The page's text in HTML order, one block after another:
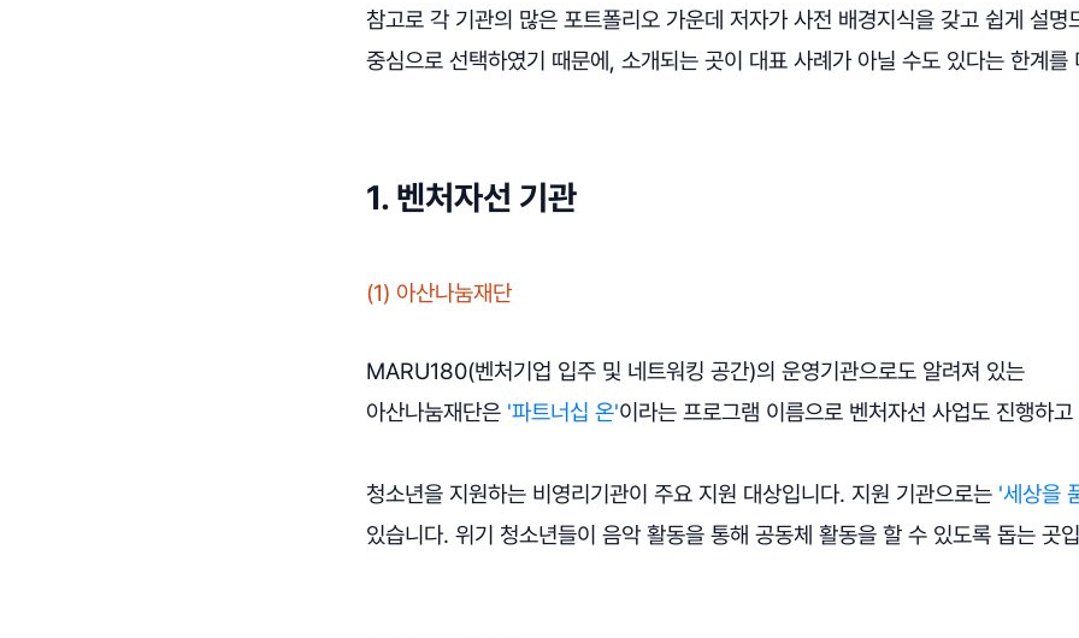
참고로 각 기관의 많은 포트폴리오 가운데 저자가 사전 배경지식을 갖고 쉽게 설명
중심으로 선택하였기 때문에, 소개되는 곳이 대표 사례가 아닐 수도 있다는 한계를
1. 벤처자선 기관
(1) 아산나눔재단
MARU180(벤처기업 입주 및 네트워킹 공간)의 운영기관으로도 알려져 있는
아산나눔재단은 '파트너십 온'이라는 프로그램 이름으로 벤처자선 사업도 진행하
청소년을 지원하는 비영리기관이 주요 지원 대상입니다. 지원 기관으로는 '세상을
있습니다. 위기 청소년들이 음악 활동을 통해 공동체 활동을 할 수 있도록 돕는 곳